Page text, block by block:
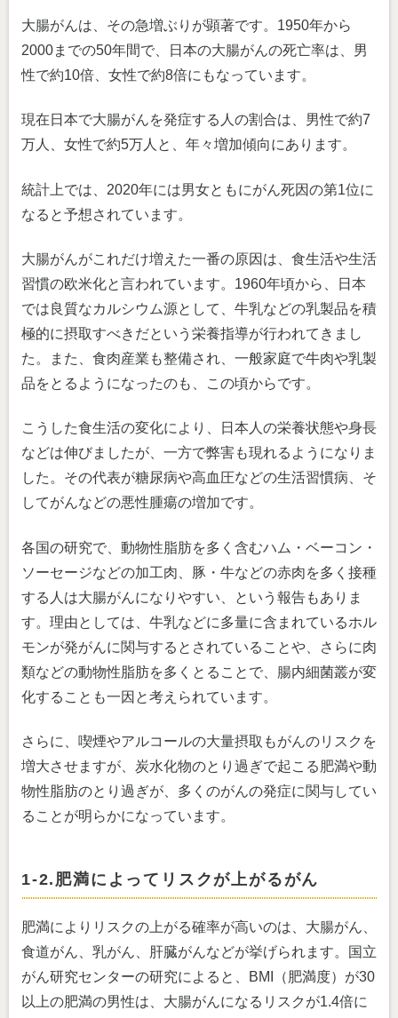
大腸がんは、その急増ぶりが顕著です。1950年から
2000までの50年間で、日本の大腸がんの死亡率は、男
性で約10倍、女性で約8倍にもなっています。
現在日本で大腸がんを発症する人の割合は、男性で約7
万人、女性で約5万人と、年々増加傾向にあります。
統計上では、2020年には男女ともにがん死因の第1位に
なると予想されています。
大腸がんがこれだけ増えた一番の原因は、食生活や生活
習慣の欧米化と言われています。1960年頃から、日本
では良質なカルシウム源として、牛乳などの乳製品を積
極的に摂取すべきだという栄養指導が行われてきまし
た。また、食肉産業も整備され、一般家庭で牛肉や乳製
品をとるようになったのも、この頃からです。
こうした食生活の変化により、日本人の栄養状態や身長
などは伸びましたが、一方で弊害も現れるようになりま
した。その代表が糖尿病や高血圧などの生活習慣病、そ
してがんなどの悪性腫瘍の増加です。
各国の研究で、動物性脂肪を多く含むハム・ベーコン・
ソーセージなどの加工肉、豚・牛などの赤肉を多く接種
する人は大腸がんになりやすい、という報告もありま
す。理由としては、牛乳などに多量に含まれているホル
モンが発がんに関与するとされていることや、さらに肉
類などの動物性脂肪を多くとることで、腸内細菌叢が変
化することも一因と考えられています。
さらに、喫煙やアルコールの大量摂取もがんのリスクを
増大させますが、炭水化物のとり過ぎで起こる肥満や動
物性脂肪のとり過ぎが、多くのがんの発症に関与してい
ることが明らかになっています。
1-2.肥満によってリスクが上がるがん
肥満によりリスクの上がる確率が高いのは、大腸がん、
食道がん、乳がん、肝臓がんなどが挙げられます。国立
がん研究センターの研究によると、BMI（肥満度）が30
以上の肥満の男性は、大腸がんになるリスクが1.4倍に